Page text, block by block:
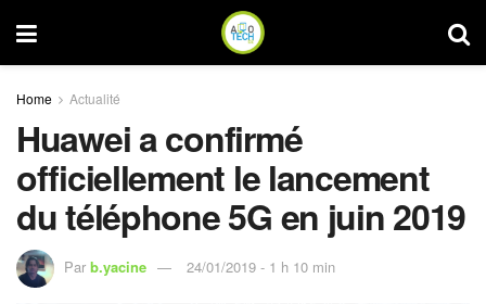
Home Actualité
Huawei a confirmé
officiellement le lancement
du téléphone 5G en juin 2019
Par b.yacine 24/01/2019 - 1 h 10 min